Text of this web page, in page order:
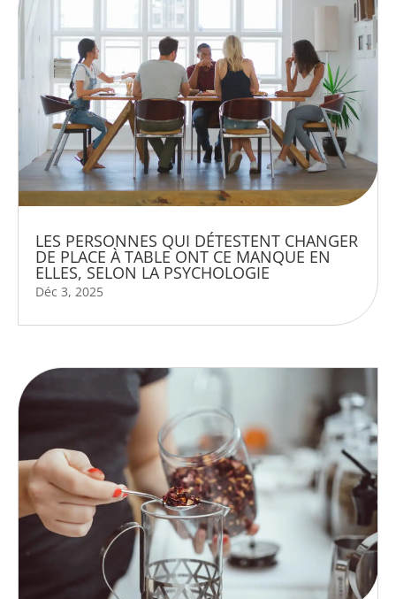
LES PERSONNES QUI DÉTESTENT CHANGER
DE PLACE À TABLE ONT CE MANQUE EN
ELLES, SELON LA PSYCHOLOGIE
Déc 3, 2025